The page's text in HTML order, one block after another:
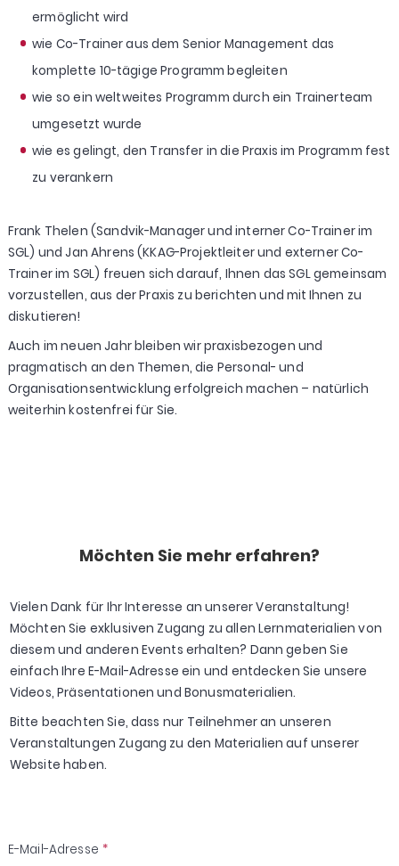
ermöglicht wird
wie Co-Trainer aus dem Senior Management das
komplette 10-tägige Programm begleiten
wie so ein weltweites Programm durch ein Trainerteam
umgesetzt wurde
wie es gelingt, den Transfer in die Praxis im Programm fest
zu verankern
Frank Thelen (Sandvik-Manager und interner Co-Trainer im
SGL) und Jan Ahrens (KKAG-Projektleiter und externer Co-
Trainer im SGL) freuen sich darauf, Ihnen das SGL gemeinsam
vorzustellen, aus der Praxis zu berichten und mit Ihnen zu
diskutieren!
Auch im neuen Jahr bleiben wir praxisbezogen und
pragmatisch an den Themen, die Personal- und
Organisationsentwicklung erfolgreich machen – natürlich
weiterhin kostenfrei für Sie.
Möchten Sie mehr erfahren?
Vielen Dank für Ihr Interesse an unserer Veranstaltung!
Möchten Sie exklusiven Zugang zu allen Lernmaterialien von
diesem und anderen Events erhalten? Dann geben Sie
einfach Ihre E-Mail-Adresse ein und entdecken Sie unsere
Videos, Präsentationen und Bonusmaterialien.
Bitte beachten Sie, dass nur Teilnehmer an unseren
Veranstaltungen Zugang zu den Materialien auf unserer
Website haben.
E-Mail-Adresse*